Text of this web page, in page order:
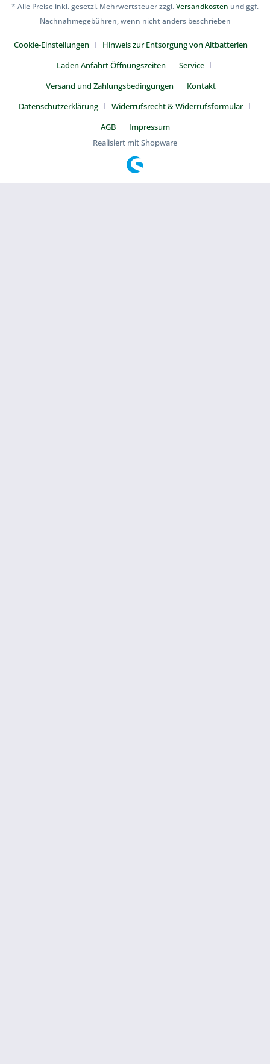
* Alle Preise inkl. gesetzl. Mehrwertsteuer zzgl.Versandkosten und ggf.
Nachnahmegebühren, wenn nicht anders beschrieben
Cookie-Einstellungen
Hinweis zur Entsorgung von Altbatterien
Laden Anfahrt Öffnungszeiten
Service
Versand und Zahlungsbedingungen
Kontakt
Datenschutzerklärung
Widerrufsrecht & Widerrufsformular
AGB
Impressum
Realisiert mit Shopware